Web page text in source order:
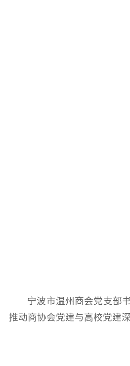
宁波市温州商会党支部
推动商协会党建与高校党建深